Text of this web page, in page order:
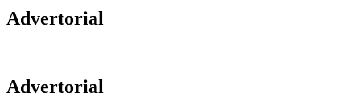
Advertorial
Advertorial